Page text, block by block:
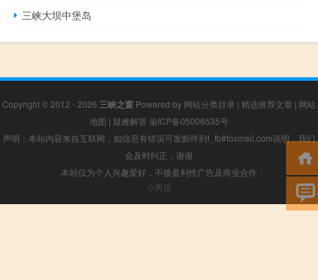
三峡大坝中堡岛
Copyright © 2012 - 2026 三峡之窗 Powered by 网站分类目录 | 精选推荐文章 | 网站
地图 | 疑难解答 渝ICP备05006535号
声明：本站内容来自互联网，如信息有错误可发邮件到f_fb#foxmail.com说明，我们
会及时纠正，谢谢
本站仅为个人兴趣爱好，不接盈利性广告及商业合作
小男孩